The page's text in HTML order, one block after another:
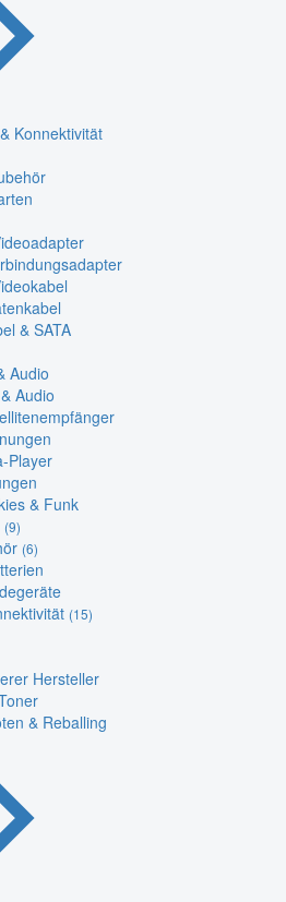
Konnektivität
& SATA
Audio
Audio
Player
& Funk
(9)
(6)
(15)
Hersteller
& Reballing